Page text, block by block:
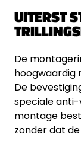
UITERST
De
hoogwaardig
De
speciale
montage
zonder dat